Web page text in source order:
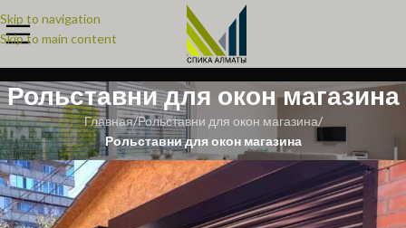
Skip to navigation
Skip to main content
Рольставни для окон магазина
Главная/Рольставни для окон магазина/
Рольставни для окон магазина